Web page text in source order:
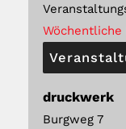
Wöchentliche
druckwerk
Burgweg 7